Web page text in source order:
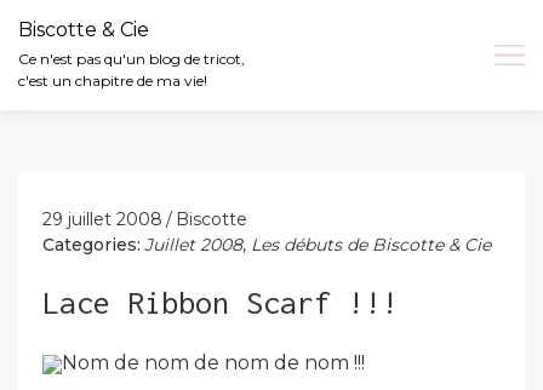
Biscotte & Cie
Ce n'est pas qu'un blog de tricot,
c'est un chapitre de ma vie!
29 juillet 2008
Biscotte
Categories: Juillet 2008, Les débuts de Biscotte & Cie
Lace Ribbon Scarf !!!
Nom de nom de nom de nom !!!